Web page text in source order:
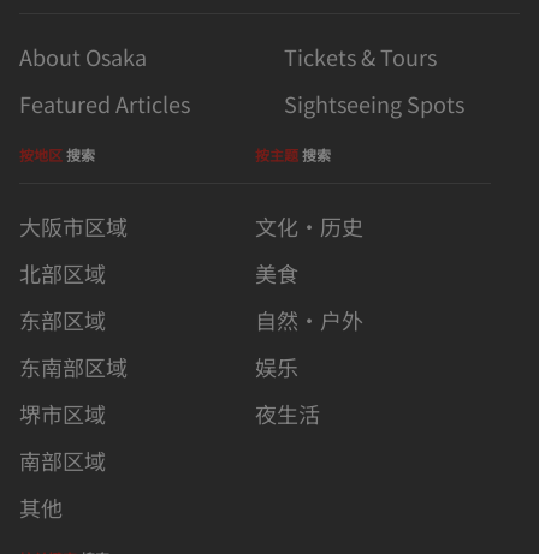
About Osaka
Tickets & Tours
Featured Articles
Sightseeing Spots
按地区搜索
大阪市区域
北部区域
东部区域
东南部区域
堺市区域
南部区域
其他
按主题搜索
文化・历史
美食
自然・户外
娱乐
夜生活